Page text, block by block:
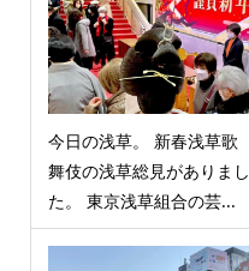
今日の浅草。 新春浅草歌
舞伎の浅草総見がありまし
た。 東京浅草組合の芸...